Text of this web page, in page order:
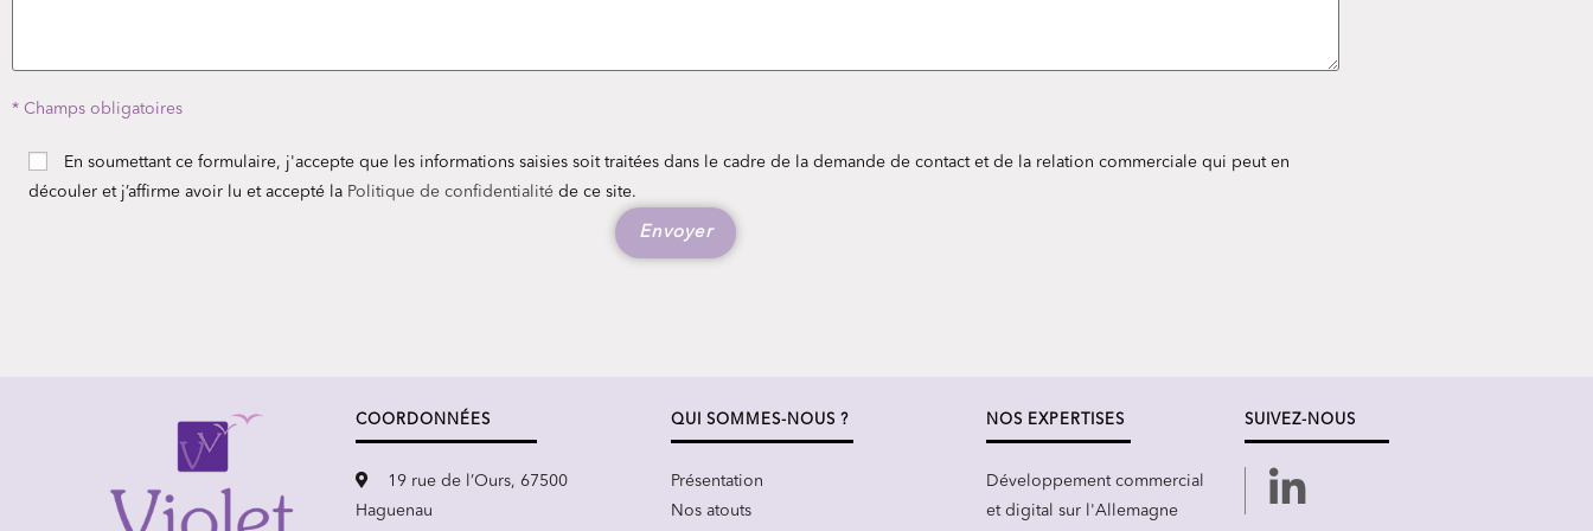
* Champs obligatoires
En soumettant ce formulaire, j'accepte que les informations saisies soit traitées dans le cadre de la demande de contact et de la relation commerciale qui peut en
découler et j’affirme avoir lu et accepté la Politique de confidentialité de ce site.
COORDONNÉES
19 rue de l’Ours, 67500
Haguenau
QUI SOMMES-NOUS ?
Présentation
Nos atouts
NOS EXPERTISES
Développement commercial
et digital sur l'Allemagne
SUIVEZ-NOUS